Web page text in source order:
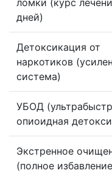
ломки (курс
дней)
Детоксикация от
наркотиков
система)
УБОД
опиоидная
Экстренное
(полное